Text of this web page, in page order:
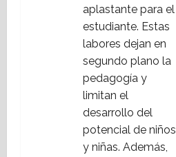
aplastante para el
estudiante. Estas
labores dejan en
segundo plano la
pedagogía y
limitan el
desarrollo del
potencial de niños
y niñas. Además,